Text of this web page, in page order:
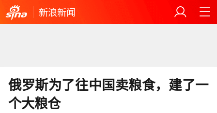
新浪新闻
俄罗斯为了往中国卖粮食，建了一
个大粮仓